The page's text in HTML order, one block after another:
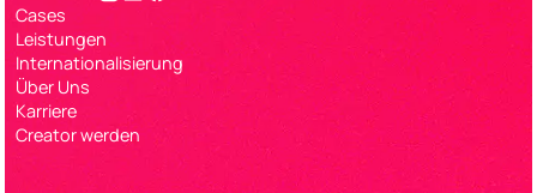
Cases
Leistungen
Internationalisierung
Über Uns
Karriere
Creator werden